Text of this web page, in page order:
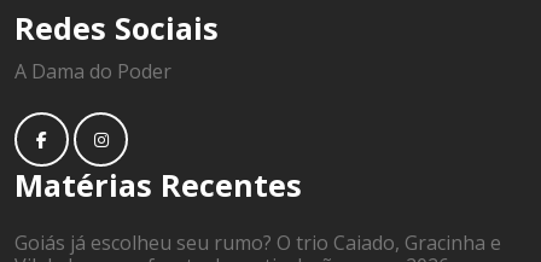
Redes Sociais
A Dama do Poder
Matérias Recentes
Goiás já escolheu seu rumo? O trio Caiado, Gracinha e